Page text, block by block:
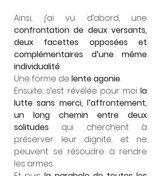
confrontation de deux versants,
deux facettes opposées et
complémentaires d’une même
individualité.
Une forme de lente agonie.
Ensuite, s’est révélée pour moi la
lutte sans merci, l’affrontement,
un long chemin entre deux
solitudes qui cherchent à
préserver leur dignité, et ne
peuvent se résoudre à rendre
les armes.